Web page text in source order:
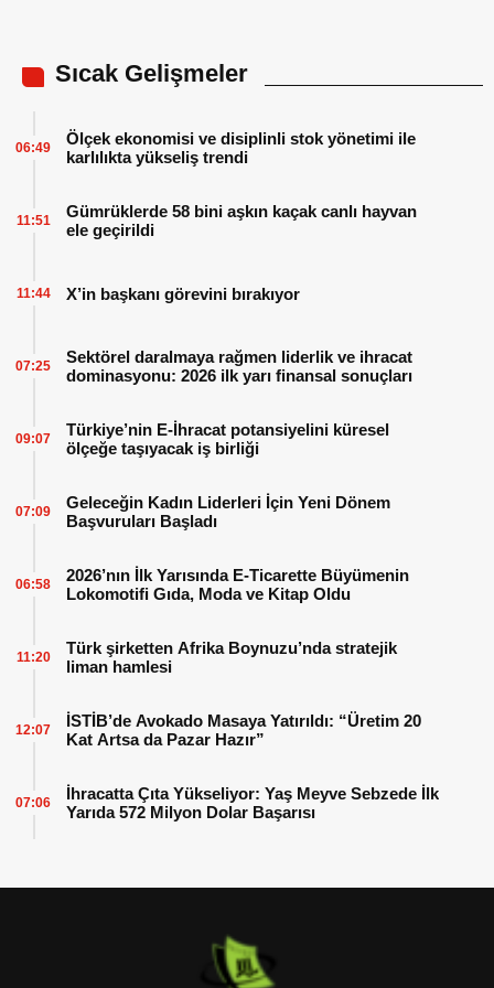
Sıcak Gelişmeler
Ölçek ekonomisi ve disiplinli stok yönetimi ile
karlılıkta yükseliş trendi
06:49
Gümrüklerde 58 bini aşkın kaçak canlı hayvan
ele geçirildi
11:51
X’in başkanı görevini bırakıyor
11:44
Sektörel daralmaya rağmen liderlik ve ihracat
dominasyonu: 2026 ilk yarı finansal sonuçları
07:25
Türkiye’nin E-İhracat potansiyelini küresel
ölçeğe taşıyacak iş birliği
09:07
Geleceğin Kadın Liderleri İçin Yeni Dönem
Başvuruları Başladı
07:09
2026’nın İlk Yarısında E-Ticarette Büyümenin
Lokomotifi Gıda, Moda ve Kitap Oldu
06:58
Türk şirketten Afrika Boynuzu’nda stratejik
liman hamlesi
11:20
İSTİB’de Avokado Masaya Yatırıldı: “Üretim 20
Kat Artsa da Pazar Hazır”
12:07
İhracatta Çıta Yükseliyor: Yaş Meyve Sebzede İlk
Yarıda 572 Milyon Dolar Başarısı
07:06